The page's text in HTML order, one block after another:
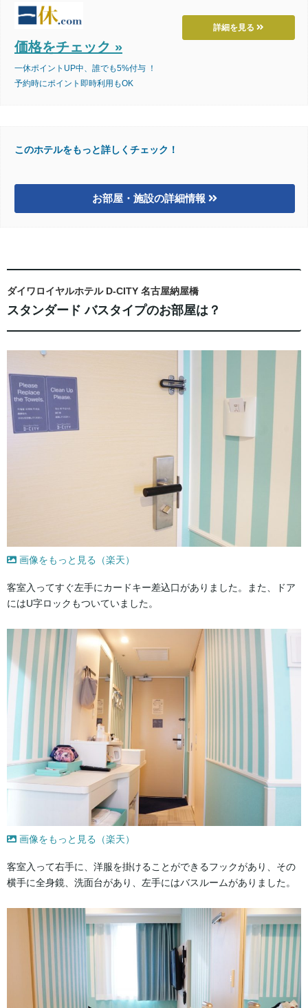
詳細を見る
価格をチェック »
一休ポイントUP中、誰でも5%付与 ！
予約時にポイント即時利用もOK
このホテルをもっと詳しくチェック！
お部屋・施設の詳細情報
ダイワロイヤルホテル D-CITY 名古屋納屋橋
スタンダード バスタイプのお部屋は？
画像をもっと見る（楽天）
客室入ってすぐ左手にカードキー差込口がありました。また、ドア
にはU字ロックもついていました。
画像をもっと見る（楽天）
客室入って右手に、洋服を掛けることができるフックがあり、その
横手に全身鏡、洗面台があり、左手にはバスルームがありました。